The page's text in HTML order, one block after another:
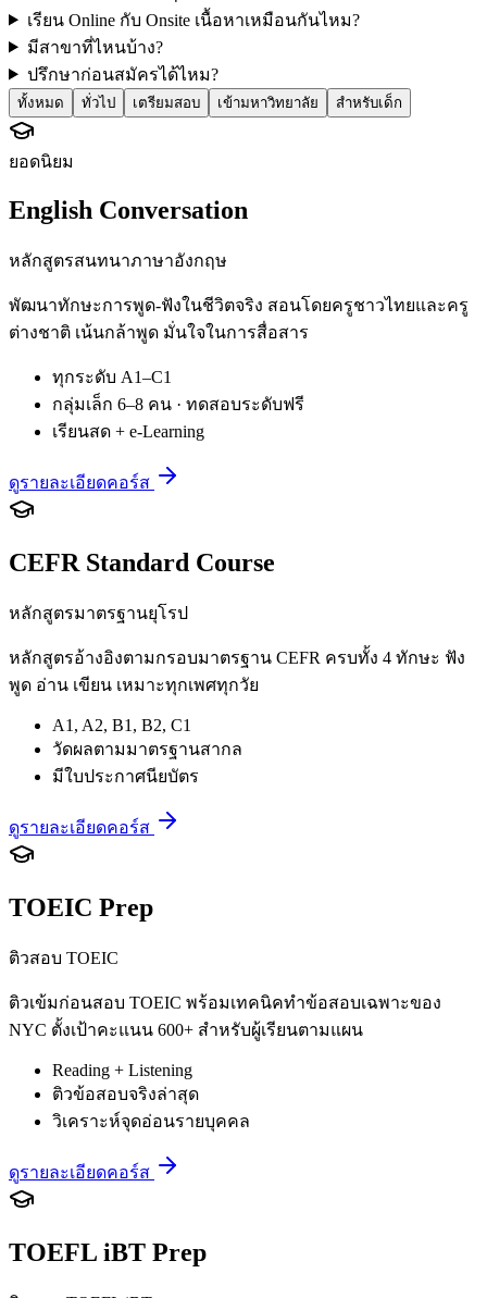
เรียน Online กับ Onsite เนื้อหาเหมือนกันไหม?
มีสาขาที่ไหนบ้าง?
ปรึกษาก่อนสมัครได้ไหม?
ทั้งหมด ทั่วไป เตรียมสอบ เข้ามหาวิทยาลัย สำหรับเด็ก
ยอดนิยม
English Conversation
หลักสูตรสนทนาภาษาอังกฤษ
พัฒนาทักษะการพูด-ฟังในชีวิตจริง สอนโดยครูชาวไทยและครู
ต่างชาติ เน้นกล้าพูด มั่นใจในการสื่อสาร
ทุกระดับ A1–C1
กลุ่มเล็ก 6–8 คน · ทดสอบระดับฟรี
เรียนสด + e-Learning
ดูรายละเอียดคอร์ส
CEFR Standard Course
หลักสูตรมาตรฐานยุโรป
หลักสูตรอ้างอิงตามกรอบมาตรฐาน CEFR ครบทั้ง 4 ทักษะ ฟัง
พูด อ่าน เขียน เหมาะทุกเพศทุกวัย
A1, A2, B1, B2, C1
วัดผลตามมาตรฐานสากล
มีใบประกาศนียบัตร
ดูรายละเอียดคอร์ส
TOEIC Prep
ติวสอบ TOEIC
ติวเข้มก่อนสอบ TOEIC พร้อมเทคนิคทำข้อสอบเฉพาะของ
NYC ตั้งเป้าคะแนน 600+ สำหรับผู้เรียนตามแผน
Reading + Listening
ติวข้อสอบจริงล่าสุด
วิเคราะห์จุดอ่อนรายบุคคล
ดูรายละเอียดคอร์ส
TOEFL iBT Prep